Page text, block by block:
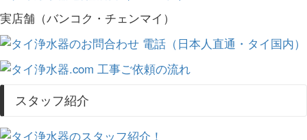
実店舗（バンコク・チェンマイ）
スタッフ紹介